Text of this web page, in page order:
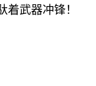
武器冲锋！